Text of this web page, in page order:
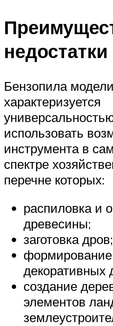
недостатки
Бензопила
характеризуется
использовать
инструмента в
спектре
перечне которых:
распиловка и
древесины;
заготовка дров;
декоративных
создание
элементов